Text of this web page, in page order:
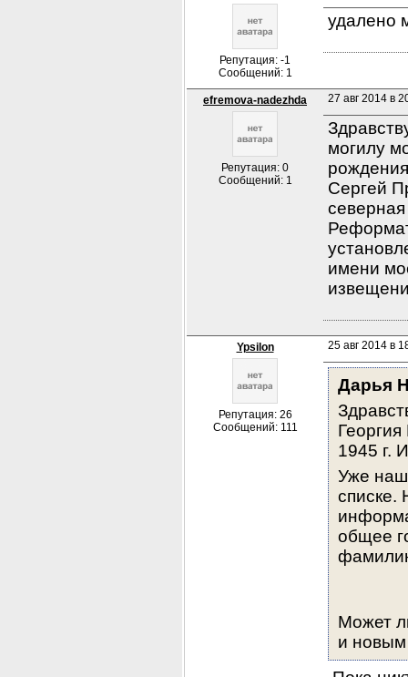
Репутация: -1
Сообщений: 1
удалено
efremova-nadezhda
Репутация: 0
Сообщений: 1
27 авг 2014 в
могилу
Сергей
имени
Ypsilon
Репутация: 26
Сообщений: 111
25 авг 2014 в
Дарья
1945 г.
Уже
списке.
общее
Может
и